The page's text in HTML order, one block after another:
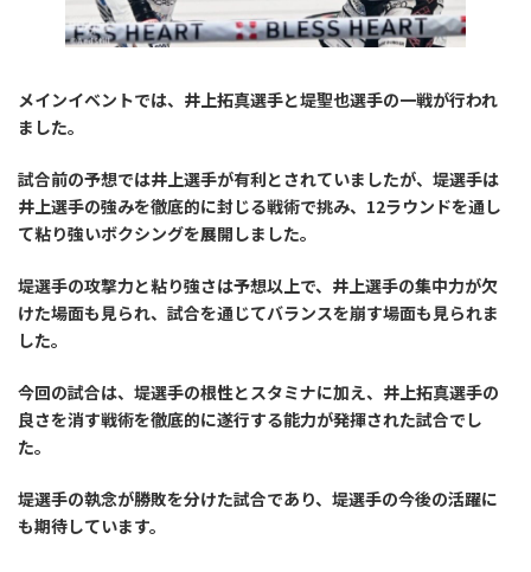
メインイベントでは、井上拓真選手と堤聖也選手の一戦が行われ
ました。
試合前の予想では井上選手が有利とされていましたが、堤選手は
井上選手の強みを徹底的に封じる戦術で挑み、12ラウンドを通し
て粘り強いボクシングを展開しました。
堤選手の攻撃力と粘り強さは予想以上で、井上選手の集中力が欠
けた場面も見られ、試合を通じてバランスを崩す場面も見られま
した。
今回の試合は、堤選手の根性とスタミナに加え、井上拓真選手の
良さを消す戦術を徹底的に遂行する能力が発揮された試合でし
た。
堤選手の執念が勝敗を分けた試合であり、堤選手の今後の活躍に
も期待しています。